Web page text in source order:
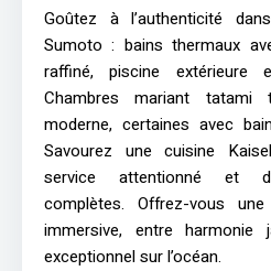
Goûtez à l’authenticité
Sumoto : bains thermaux
raffiné, piscine extérieure
Chambres mariant tatami
moderne, certaines avec
Savourez une cuisine
service attentionné et
complètes. Offrez-vous
immersive, entre harmonie
exceptionnel sur l’océan.